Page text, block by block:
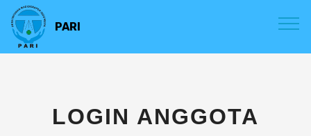
PARI
LOGIN ANGGOTA